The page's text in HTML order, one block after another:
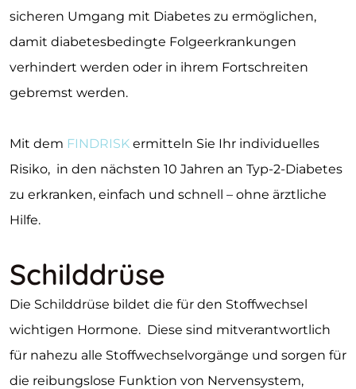
sicheren Umgang mit Diabetes zu ermöglichen,
damit diabetesbedingte Folgeerkrankungen
verhindert werden oder in ihrem Fortschreiten
gebremst werden.
Mit dem FINDRISK ermitteln Sie Ihr individuelles
Risiko, in den nächsten 10 Jahren an Typ-2-Diabetes
zu erkranken, einfach und schnell – ohne ärztliche
Hilfe.
Schilddrüse
Die Schilddrüse bildet die für den Stoffwechsel
wichtigen Hormone. Diese sind mitverantwortlich
für nahezu alle Stoffwechselvorgänge und sorgen für
die reibungslose Funktion von Nervensystem,